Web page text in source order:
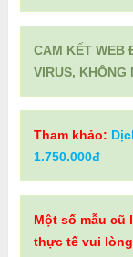
CAM KẾT WEB
VIRUS, KHÔNG
Tham khảo:
1.750.000đ
Một số mẫu cũ
thực tế vui